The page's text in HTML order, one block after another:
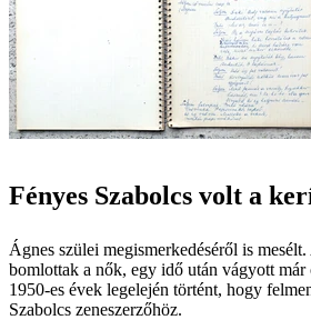
Fényes Szabolcs volt a
Ágnes szülei megismerkedéséről is
bomlottak a nők, egy idő után vágyott már
1950-es évek legelején történt, hogy
Szabolcs zeneszerzőhöz.